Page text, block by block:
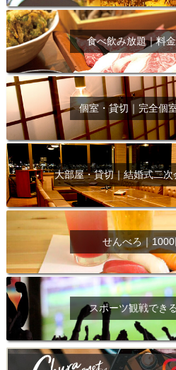
食べ飲み放題｜料
個室・貸切｜完全個
大部屋・貸切｜結婚式二
せんべろ｜
スポーツ観戦でき